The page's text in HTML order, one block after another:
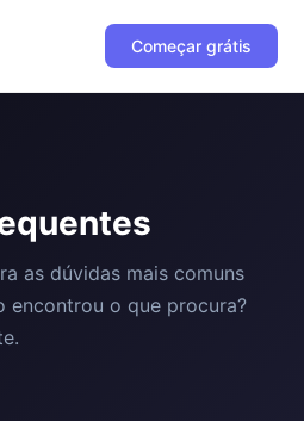
Começar grátis
as dúvidas mais comuns
encontrou o que procura?